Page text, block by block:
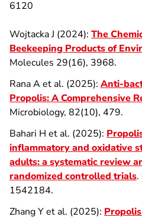
6120
Wojtacka J (2024): The
Beekeeping Products of
Molecules 29(16), 3968.
Rana A et al. (2025): Anti-
Propolis: A Comprehensive
Microbiology, 82(10), 479.
Bahari H et al. (2025):
inflammatory and oxidative
adults: a systematic review
randomized controlled trials
1542184.
Zhang Y et al. (2025):